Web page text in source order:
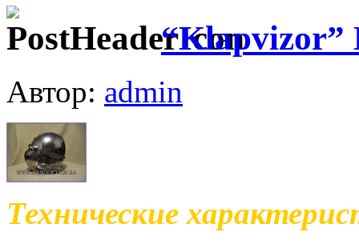
“Klapvizor”
Автор: admin
Технические